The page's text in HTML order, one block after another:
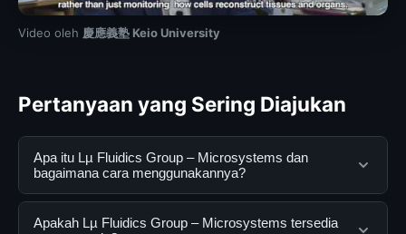
Video oleh 慶應義塾 Keio University
Pertanyaan yang Sering Diajukan
Apa itu Lµ Fluidics Group – Microsystems dan
bagaimana cara menggunakannya?
Lµ Fluidics Group – Microsystems adalah layanan
Apakah Lµ Fluidics Group – Microsystems tersedia